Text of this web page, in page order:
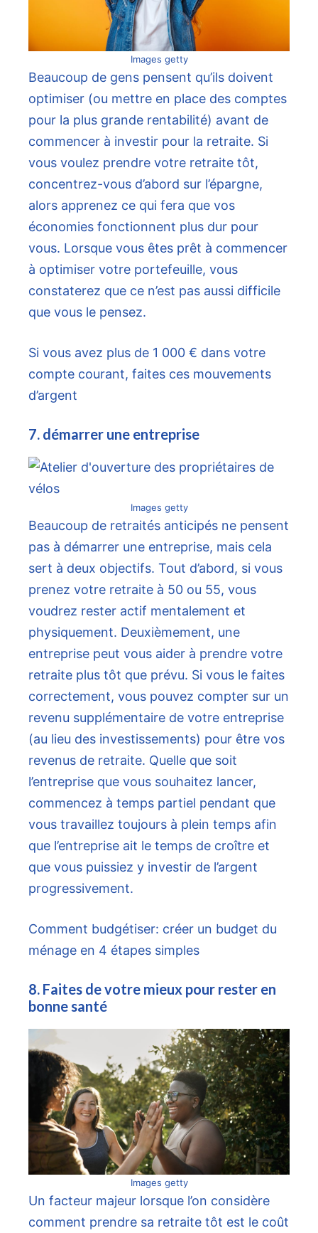
Images getty
Beaucoup de gens pensent qu’ils doivent
optimiser (ou mettre en place des comptes
pour la plus grande rentabilité) avant de
commencer à investir pour la retraite. Si
vous voulez prendre votre retraite tôt,
concentrez-vous d’abord sur l’épargne,
alors apprenez ce qui fera que vos
économies fonctionnent plus dur pour
vous. Lorsque vous êtes prêt à commencer
à optimiser votre portefeuille, vous
constaterez que ce n’est pas aussi difficile
que vous le pensez.
Si vous avez plus de 1 000 € dans votre
compte courant, faites ces mouvements
d’argent
7. démarrer une entreprise
Images getty
Beaucoup de retraités anticipés ne pensent
pas à démarrer une entreprise, mais cela
sert à deux objectifs. Tout d’abord, si vous
prenez votre retraite à 50 ou 55, vous
voudrez rester actif mentalement et
physiquement. Deuxièmement, une
entreprise peut vous aider à prendre votre
retraite plus tôt que prévu. Si vous le faites
correctement, vous pouvez compter sur un
revenu supplémentaire de votre entreprise
(au lieu des investissements) pour être vos
revenus de retraite. Quelle que soit
l’entreprise que vous souhaitez lancer,
commencez à temps partiel pendant que
vous travaillez toujours à plein temps afin
que l’entreprise ait le temps de croître et
que vous puissiez y investir de l’argent
progressivement.
Comment budgétiser: créer un budget du
ménage en 4 étapes simples
8. Faites de votre mieux pour rester en
bonne santé
Images getty
Un facteur majeur lorsque l’on considère
comment prendre sa retraite tôt est le coût